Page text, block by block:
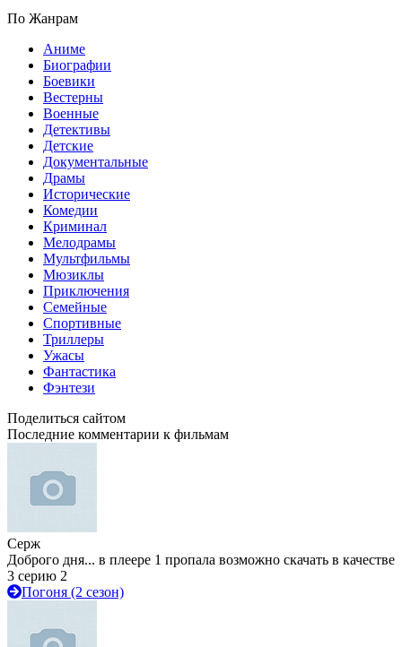
По Жанрам
Аниме
Биографии
Боевики
Вестерны
Военные
Детективы
Детские
Документальные
Драмы
Исторические
Комедии
Криминал
Мелодрамы
Мультфильмы
Мюзиклы
Приключения
Семейные
Спортивные
Триллеры
Ужасы
Фантастика
Фэнтези
Поделиться сайтом
Последние комментарии к фильмам
Серж
Доброго дня... в плеере 1 пропала возможно скачать в качестве
3 серию 2
Погоня (2 сезон)